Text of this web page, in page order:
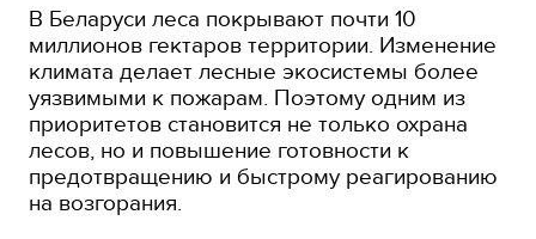
В Беларуси леса покрывают почти 10
миллионов гектаров территории. Изменение
климата делает лесные экосистемы более
уязвимыми к пожарам. Поэтому одним из
приоритетов становится не только охрана
лесов, но и повышение готовности к
предотвращению и быстрому реагированию
на возгорания.